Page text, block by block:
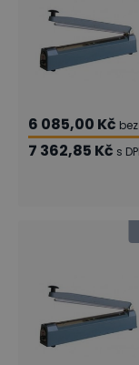
6 085,00 Kč bez
7 362,85 Kč s